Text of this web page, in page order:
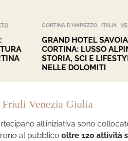
CORTINA D'AMPEZZO ITALIA
GRAND HOTEL SAVOIA
CORTINA: LUSSO
STORIA, SCI E
NELLE DOLOMITI
Friuli Venezia Giulia
all’iniziativa sono
al pubblico oltre 120 attività